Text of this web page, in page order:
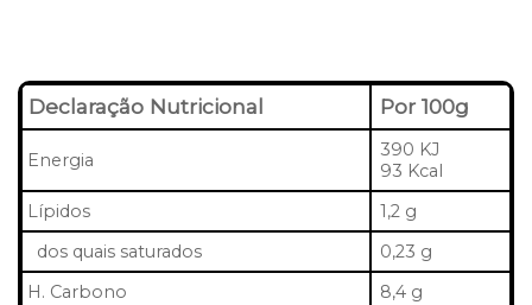
Declaração Nutricional Por 100g
Energia
390 KJ
93 Kcal
Lípidos
1,2 g
dos quais saturados
0,23 g
H. Carbono
8,4 g